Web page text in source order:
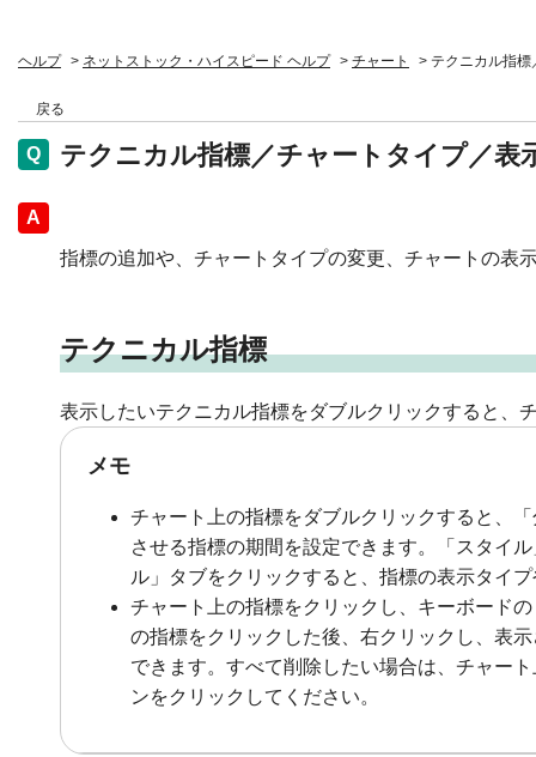
ヘルプ > ネットストック・ハイスピード ヘルプ > チャート > テクニカル指
戻る
テクニカル指標／チャートタイプ／表
回答
指標の追加や、チャートタイプの変更、チャートの表
テクニカル指標
表示したいテクニカル指標をダブルクリックすると、
メモ
チャート上の指標をダブルクリックすると、
させる指標の期間を設定できます。「スタイ
ル」タブをクリックすると、指標の表示タイ
チャート上の指標をクリックし、キーボード
の指標をクリックした後、右クリックし、表
できます。すべて削除したい場合は、チャー
ンをクリックしてください。